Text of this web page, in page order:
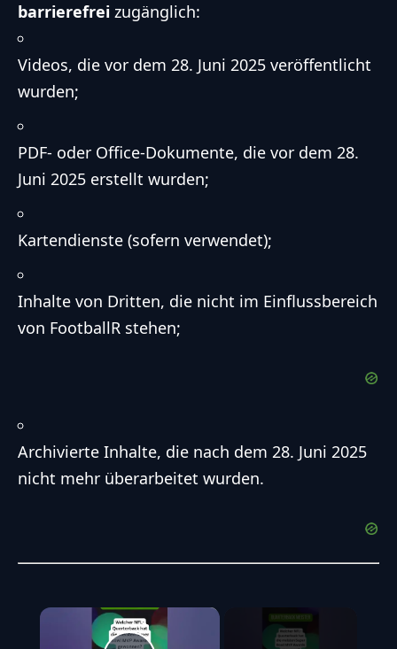
barrierefrei zugänglich:
Videos, die vor dem 28. Juni 2025 veröffentlicht
wurden;
PDF- oder Office-Dokumente, die vor dem 28.
Juni 2025 erstellt wurden;
Kartendienste (sofern verwendet);
Inhalte von Dritten, die nicht im Einflussbereich
von FootballR stehen;
Archivierte Inhalte, die nach dem 28. Juni 2025
nicht mehr überarbeitet wurden.
×